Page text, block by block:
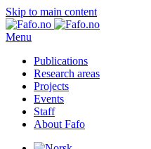
Skip to main content
Menu
Publications
Research areas
Projects
Events
Staff
About Fafo